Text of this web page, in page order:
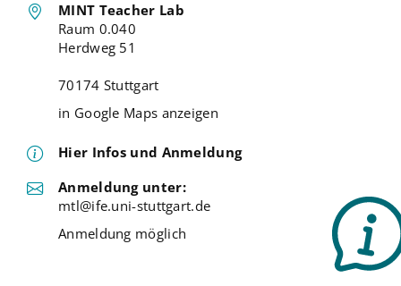
MINT Teacher Lab
Raum 0.040
Herdweg 51
70174 Stuttgart
in Google Maps anzeigen
Hier Infos und Anmeldung
Anmeldung unter:
mtl@ife.uni-stuttgart.de
Anmeldung möglich